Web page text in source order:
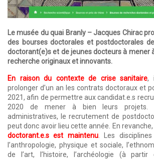
Le musée du quai Branly – Jacques Chirac
des bourses doctorales et postdoctorales
doctorant(e)s et de jeunes docteurs à mener
recherche originaux et innovants.
En raison du contexte de crise sanitaire,
prolonger d’un an les contrats doctoraux et
2021, afin de permettre aux candidat.e.s
2020 de mener à bien leurs projets.
administratives, le recrutement de
peut donc avoir lieu cette année. En revanche,
doctorant.e.s est maintenu. Les
l’anthropologie, physique et sociale,
de l’art, l’histoire, l’archéologie (à